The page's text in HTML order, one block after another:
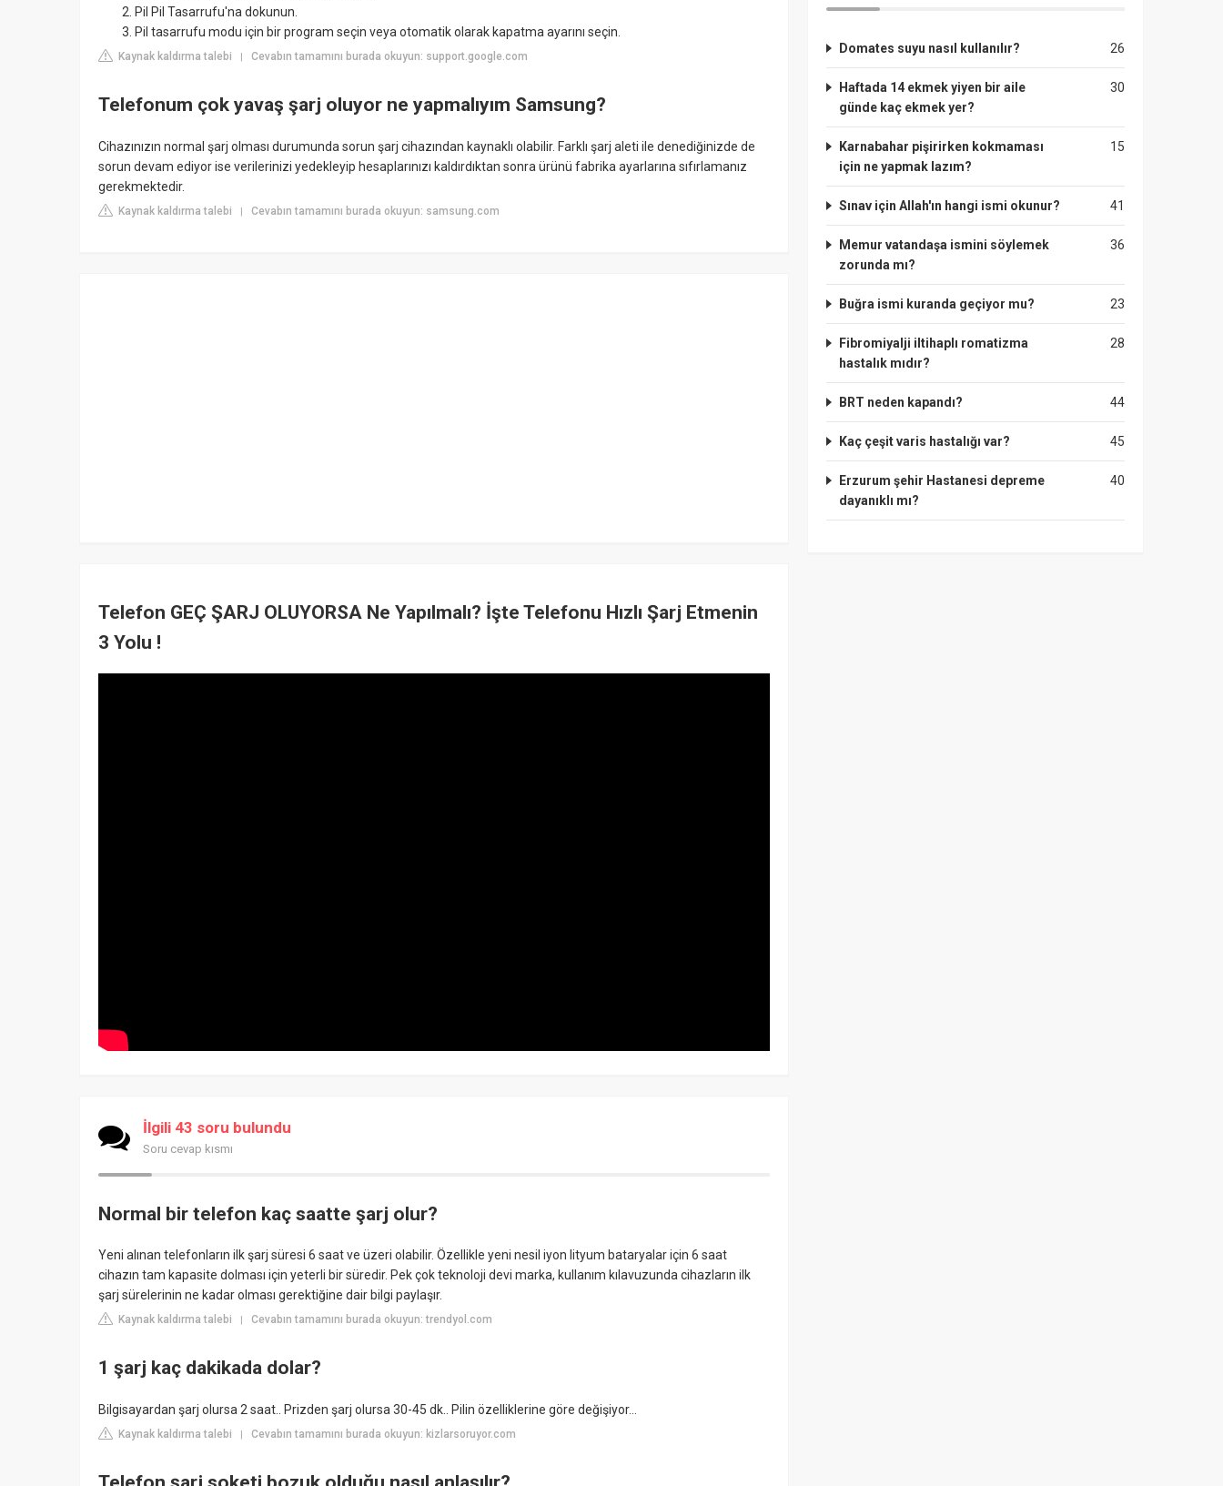
Pil Pil Tasarrufu'na dokunun.
Pil tasarrufu modu için bir program seçin veya otomatik olarak kapatma ayarını seçin.
Kaynak kaldırma talebi | Cevabın tamamını burada okuyun: support.google.com
Telefonum çok yavaş şarj oluyor ne yapmalıyım Samsung?
Cihazınızın normal şarj olması durumunda sorun şarj cihazından kaynaklı olabilir. Farklı şarj aleti ile denediğinizde de
sorun devam ediyor ise verilerinizi yedekleyip hesaplarınızı kaldırdıktan sonra ürünü fabrika ayarlarına sıfırlamanız
gerekmektedir.
Kaynak kaldırma talebi | Cevabın tamamını burada okuyun: samsung.com
Telefon GEÇ ŞARJ OLUYORSA Ne Yapılmalı? İşte Telefonu Hızlı Şarj Etmenin
3 Yolu !
İlgili 43 soru bulundu
Soru cevap kısmı
Normal bir telefon kaç saatte şarj olur?
Yeni alınan telefonların ilk şarj süresi 6 saat ve üzeri olabilir. Özellikle yeni nesil iyon lityum bataryalar için 6 saat
cihazın tam kapasite dolması için yeterli bir süredir. Pek çok teknoloji devi marka, kullanım kılavuzunda cihazların ilk
şarj sürelerinin ne kadar olması gerektiğine dair bilgi paylaşır.
Kaynak kaldırma talebi | Cevabın tamamını burada okuyun: trendyol.com
1 şarj kaç dakikada dolar?
Bilgisayardan şarj olursa 2 saat.. Prizden şarj olursa 30-45 dk.. Pilin özelliklerine göre değişiyor...
Kaynak kaldırma talebi | Cevabın tamamını burada okuyun: kizlarsoruyor.com
26
Domates suyu nasıl kullanılır?
30
Haftada 14 ekmek yiyen bir aile
günde kaç ekmek yer?
15
Karnabahar pişirirken kokmaması
için ne yapmak lazım?
41
Sınav için Allah'ın hangi ismi okunur?
36
Memur vatandaşa ismini söylemek
zorunda mı?
23
Buğra ismi kuranda geçiyor mu?
28
Fibromiyalji iltihaplı romatizma
hastalık mıdır?
44
BRT neden kapandı?
45
Kaç çeşit varis hastalığı var?
40
Erzurum şehir Hastanesi depreme
dayanıklı mı?